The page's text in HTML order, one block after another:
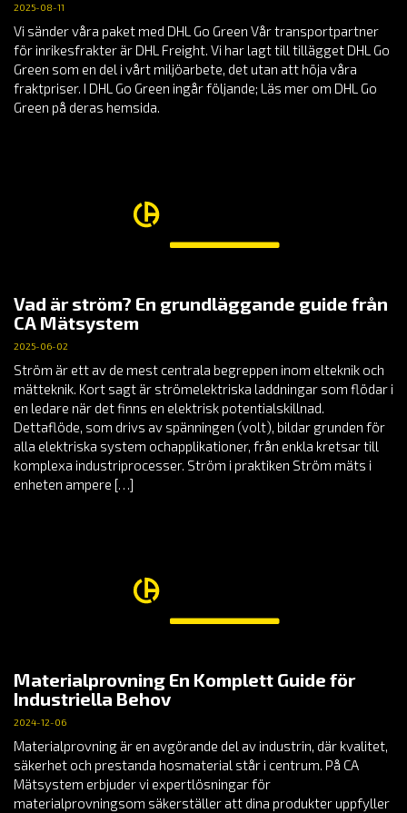
2025-08-11
Vi sänder våra paket med DHL Go Green Vår transportpartner
för inrikesfrakter är DHL Freight. Vi har lagt till tillägget DHL Go
Green som en del i vårt miljöarbete, det utan att höja våra
fraktpriser. I DHL Go Green ingår följande; Läs mer om DHL Go
Green på deras hemsida.
Vad är ström? En grundläggande guide från
CA Mätsystem
2025-06-02
Ström är ett av de mest centrala begreppen inom elteknik och
mätteknik. Kort sagt är strömelektriska laddningar som flödar i
en ledare när det finns en elektrisk potentialskillnad.
Dettaflöde, som drivs av spänningen (volt), bildar grunden för
alla elektriska system ochapplikationer, från enkla kretsar till
komplexa industriprocesser. Ström i praktiken Ström mäts i
enheten ampere […]
Materialprovning En Komplett Guide för
Industriella Behov
2024-12-06
Materialprovning är en avgörande del av industrin, där kvalitet,
säkerhet och prestanda hosmaterial står i centrum. På CA
Mätsystem erbjuder vi expertlösningar för
materialprovningsom säkerställer att dina produkter uppfyller